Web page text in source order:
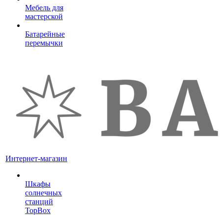
Мебель для
мастерской
Батарейные
перемычки
Интернет-магазин
Шкафы
солнечных
станций
TopBox